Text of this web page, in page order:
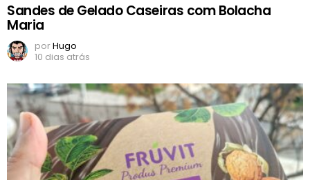
Sandes de Gelado Caseiras com Bolacha
Maria
porHugo
10 dias atrás